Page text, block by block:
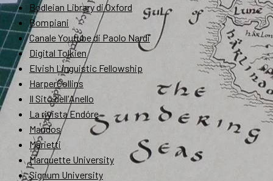
Bodleian Library di Oxford
Bompiani
Canale Youtube di Paolo Nardi
Digital Tolkien
Elvish Linguistic Fellowship
HarperCollins
Il Sito dell'Anello
La rivista Endóre
Mandos
Marietti
Marquette University
Signum University